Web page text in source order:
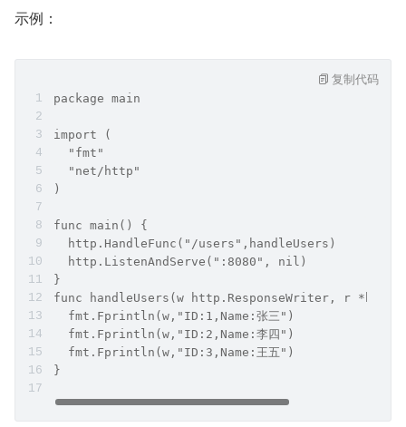
示例：
package main
import (
  "fmt"
  "net/http"
)
func main() {
  http.HandleFunc("/users",handleUsers)
  http.ListenAndServe(":8080", nil)
}
func handleUsers(w http.ResponseWriter, r
  fmt.Fprintln(w,"ID:1,Name:张三")
  fmt.Fprintln(w,"ID:2,Name:李四")
  fmt.Fprintln(w,"ID:3,Name:王五")
}
复制代码